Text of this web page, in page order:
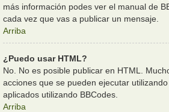
más información podes ver el manual de
cada vez que vas a publicar un mensaje.
Arriba
¿Puedo usar HTML?
No. No es posible publicar en HTML.
acciones que se pueden ejecutar
aplicados utilizando BBCodes.
Arriba